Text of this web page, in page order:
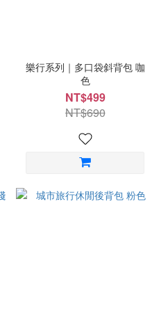
樂行系列｜多口袋斜背包 咖
色
NT$499
NT$690